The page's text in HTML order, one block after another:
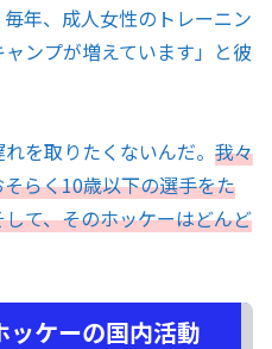
年、成人女性のトレーニン
ンプが増えています」と彼
を取りたくないんだ。 我々
らく10歳以下の選手をた
て、そのホッケーはどんど
ッケーの国内活動